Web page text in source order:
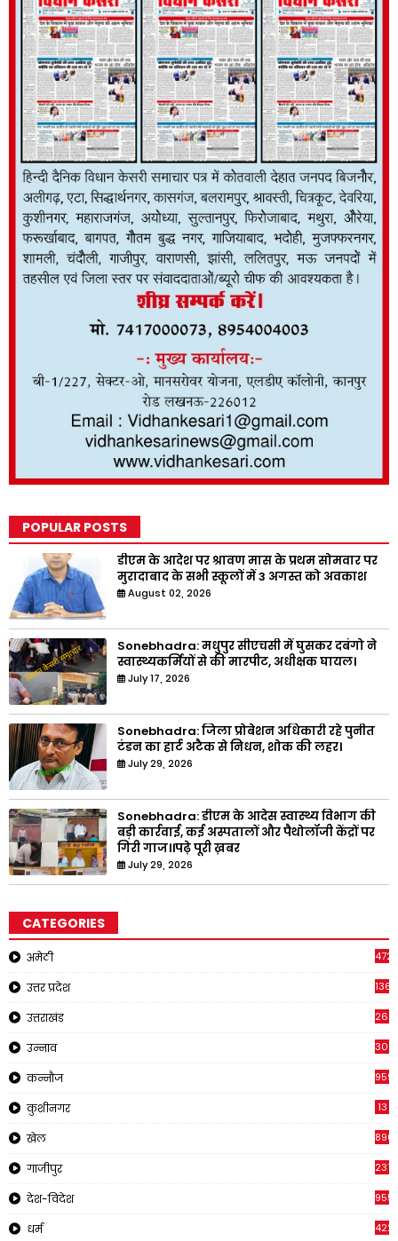
POPULAR POSTS
डीएम के आदेश पर श्रावण मास के प्रथम सोमवार पर
मुरादाबाद के सभी स्कूलों में 3 अगस्त को अवकाश
August 02, 2026
Sonebhadra: मधुपुर सीएचसी में घुसकर दबंगो ने
स्वास्थ्यकर्मियों से की मारपीट, अधीक्षक घायल।
July 17, 2026
Sonebhadra: जिला प्रोबेशन अधिकारी रहे पुनीत
टंडन का हार्ट अटैक से निधन, शोक की लहर।
July 29, 2026
Sonebhadra: डीएम के आदेस स्वास्थ्य विभाग की
बड़ी कार्रवाई, कई अस्पतालों और पैथोलॉजी केंद्रों पर
गिरी गाज।।पढ़े पूरी ख़बर
July 29, 2026
CATEGORIES
अमेठी 4721
उत्तर प्रदेश 1368
उत्तराखंड
उन्नाव 308
कन्नौज 959
कुशीनगर 13
खेल 890
गाजीपुर 237
देश-विदेश 955
धर्म 422